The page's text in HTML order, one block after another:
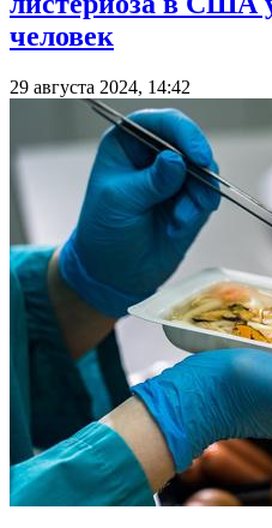
человек
29 августа 2024, 14:42